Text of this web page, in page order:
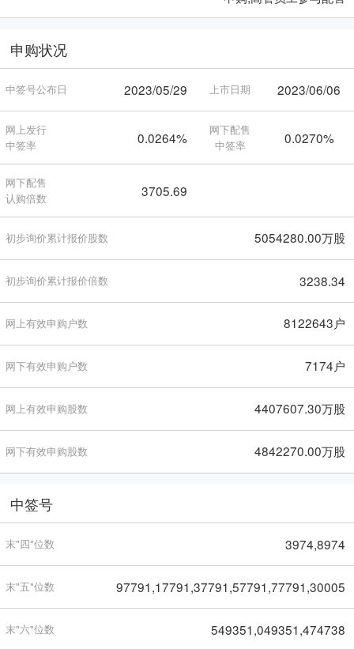
申购状况
中签号公布日 2023/05/29 上市日期 2023/06/06
网上发行
中签率
0.0264%
网下配售
中签率
0.0270%
网下配售
认购倍数
3705.69
初步询价累计报价股数 5054280.00万股
初步询价累计报价倍数 3238.34
网上有效申购户数 8122643户
网下有效申购户数 7174户
网上有效申购股数 4407607.30万股
网下有效申购股数 4842270.00万股
中签号
末"四"位数 3974,8974
末"五"位数 97791,17791,37791,57791,77791,30005
末"六"位数 549351,049351,474738